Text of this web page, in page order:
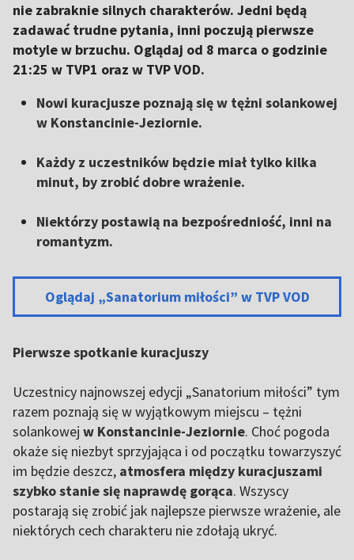
nie zabraknie silnych charakterów. Jedni będą
zadawać trudne pytania, inni poczują pierwsze
motyle w brzuchu. Oglądaj od 8 marca o godzinie
21:25 w TVP1 oraz w TVP VOD.
Nowi kuracjusze poznają się w tężni solankowej
w Konstancinie-Jeziornie.
Każdy z uczestników będzie miał tylko kilka
minut, by zrobić dobre wrażenie.
Niektórzy postawią na bezpośredniość, inni na
romantyzm.
Oglądaj „Sanatorium miłości” w TVP VOD
Pierwsze spotkanie kuracjuszy
Uczestnicy najnowszej edycji „Sanatorium miłości” tym
razem poznają się w wyjątkowym miejscu – tężni
solankowej w Konstancinie-Jeziornie. Choć pogoda
okaże się niezbyt sprzyjająca i od początku towarzyszyć
im będzie deszcz, atmosfera między kuracjuszami
szybko stanie się naprawdę gorąca. Wszyscy
postarają się zrobić jak najlepsze pierwsze wrażenie, ale
niektórych cech charakteru nie zdołają ukryć.